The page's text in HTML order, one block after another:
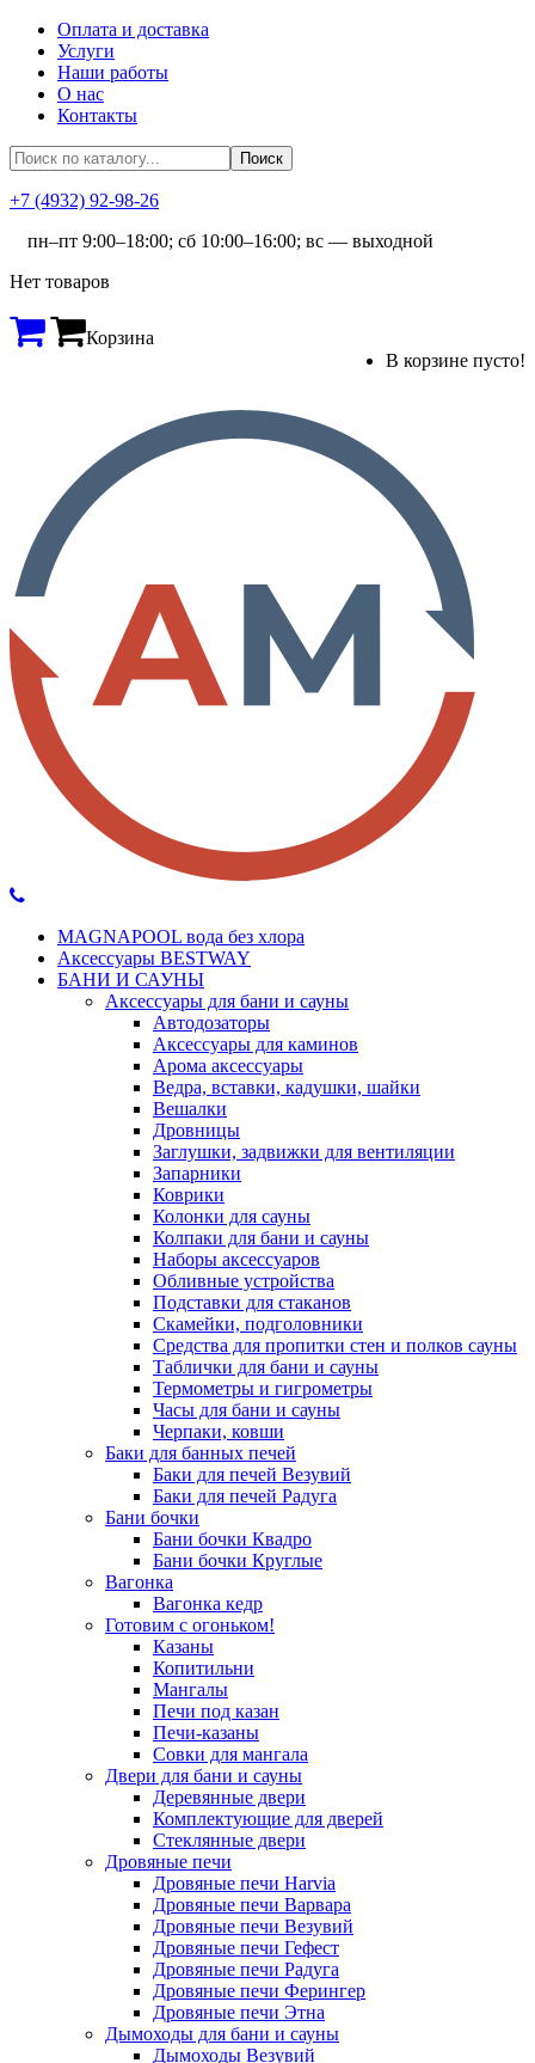
Оплата и доставка
Услуги
Наши работы
О нас
Контакты
+7 (4932) 92-98-26
пн–пт 9:00–18:00; сб 10:00–16:00; вс — выходной
Нет товаров
Корзина
В корзине пусто!
MAGNAPOOL вода без хлора
Аксессуары BESTWAY
БАНИ И САУНЫ
Аксессуары для бани и сауны
Автодозаторы
Аксессуары для каминов
Арома аксессуары
Ведра, вставки, кадушки, шайки
Вешалки
Дровницы
Заглушки, задвижки для вентиляции
Запарники
Коврики
Колонки для сауны
Колпаки для бани и сауны
Наборы аксессуаров
Обливные устройства
Подставки для стаканов
Скамейки, подголовники
Средства для пропитки стен и полков сауны
Таблички для бани и сауны
Термометры и гигрометры
Часы для бани и сауны
Черпаки, ковши
Баки для банных печей
Баки для печей Везувий
Баки для печей Радуга
Бани бочки
Бани бочки Квадро
Бани бочки Круглые
Вагонка
Вагонка кедр
Готовим с огоньком!
Казаны
Копитильни
Мангалы
Печи под казан
Печи-казаны
Совки для мангала
Двери для бани и сауны
Деревянные двери
Комплектующие для дверей
Стеклянные двери
Дровяные печи
Дровяные печи Harvia
Дровяные печи Варвара
Дровяные печи Везувий
Дровяные печи Гефест
Дровяные печи Радуга
Дровяные печи Ферингер
Дровяные печи Этна
Дымоходы для бани и сауны
Дымоходы Везувий